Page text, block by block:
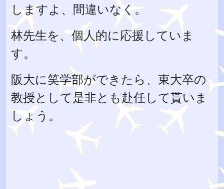
しますよ、間違いなく。
林先生を、個人的に応援していま
す。
阪大に笑学部ができたら、東大卒の
教授として是非とも赴任して貰いま
しょう。